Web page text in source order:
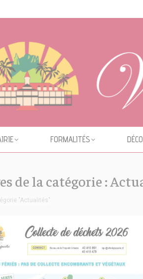
FORMALITÉS
de la catégorie :
"Actualités"